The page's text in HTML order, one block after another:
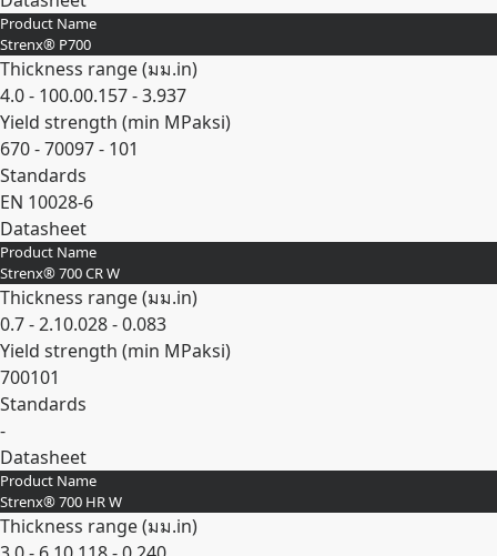
Expand
Product Name
Strenx® P700
Thickness range (มม.in)
4.0 - 100.00.157 - 3.937
Yield strength (min MPaksi)
670 - 70097 - 101
Standards
EN 10028-6
Datasheet
Expand
Product Name
Strenx® 700 CR W
Thickness range (มม.in)
0.7 - 2.10.028 - 0.083
Yield strength (min MPaksi)
700101
Standards
-
Datasheet
Expand
Product Name
Strenx® 700 HR W
Thickness range (มม.in)